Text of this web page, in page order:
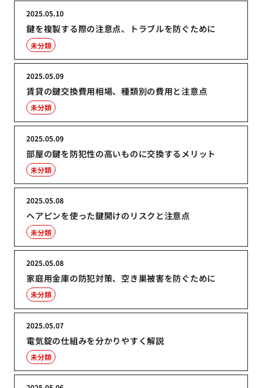
鍵を複製する際の注意点、トラブルを防ぐために
2025.05.10
未分類
賃貸の鍵交換費用相場、種類別の費用と注意点
2025.05.09
未分類
部屋の鍵を防犯性の高いものに交換するメリット
2025.05.09
未分類
ヘアピンを使った鍵開けのリスクと注意点
2025.05.08
未分類
家庭用金庫の防犯対策、空き巣被害を防ぐために
2025.05.08
未分類
電気錠の仕組みを分かりやすく解説
2025.05.07
未分類